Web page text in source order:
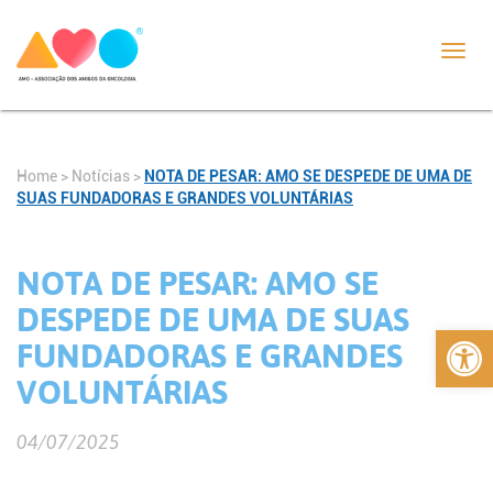
Abrir
Home > Notícias > NOTA DE PESAR: AMO SE DESPEDE DE UMA DE
SUAS FUNDADORAS E GRANDES VOLUNTÁRIAS
NOTA DE PESAR: AMO SE
DESPEDE DE UMA DE SUAS
FUNDADORAS E GRANDES
VOLUNTÁRIAS
04/07/2025